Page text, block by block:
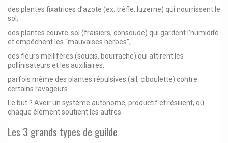
des plantes fixatrices d’azote (ex. trèfle, luzerne) qui nourrissent le
sol,
des plantes couvre-sol (fraisiers, consoude) qui gardent l’humidité
et empêchent les “mauvaises herbes”,
des fleurs mellifères (soucis, bourrache) qui attirent les
pollinisateurs et les auxiliaires,
parfois même des plantes répulsives (ail, ciboulette) contre
certains ravageurs.
Le but ? Avoir un système autonome, productif et résilient, où
chaque élément soutient les autres.
Les 3 grands types de guilde